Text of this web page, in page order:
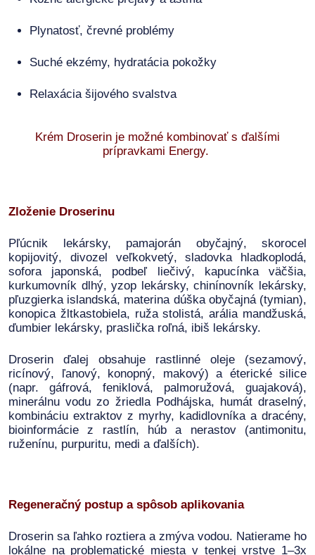
Plynatosť, črevné problémy
Suché ekzémy, hydratácia pokožky
Relaxácia šijového svalstva
Krém Droserin je možné kombinovať s ďalšími
prípravkami Energy.
Zloženie Droserinu
Pľúcnik lekársky, pamajorán obyčajný, skorocel
kopijovitý, divozel veľkokvetý, sladovka hladkoplodá,
sofora japonská, podbeľ liečivý, kapucínka väčšia,
kurkumovník dlhý, yzop lekársky, chinínovník lekársky,
pľuzgierka islandská, materina dúška obyčajná (tymian),
konopica žltkastobiela, ruža stolistá, arália mandžuská,
ďumbier lekársky, praslička roľná, ibiš lekársky.
Droserin ďalej obsahuje rastlinné oleje (sezamový,
ricínový, ľanový, konopný, makový) a éterické silice
(napr. gáfrová, feniklová, palmoružová, guajaková),
minerálnu vodu zo žriedla Podhájska, humát draselný,
kombináciu extraktov z myrhy, kadidlovníka a dracény,
bioinformácie z rastlín, húb a nerastov (antimonitu,
ruženínu, purpuritu, medi a ďalších).
Regeneračný postup a spôsob aplikovania
Droserin sa ľahko roztiera a zmýva vodou. Natierame ho
lokálne na problematické miesta v tenkej vrstve 1–3x